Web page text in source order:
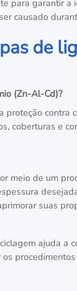
para garantir
causado
de
(Zn-Al-Cd)?
contra
coberturas e
de um
suas
ajuda a